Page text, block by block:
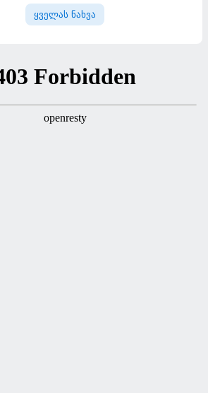
"ლივერპულის" ყოფილმა
მეკარემ
ყველას ნახვა